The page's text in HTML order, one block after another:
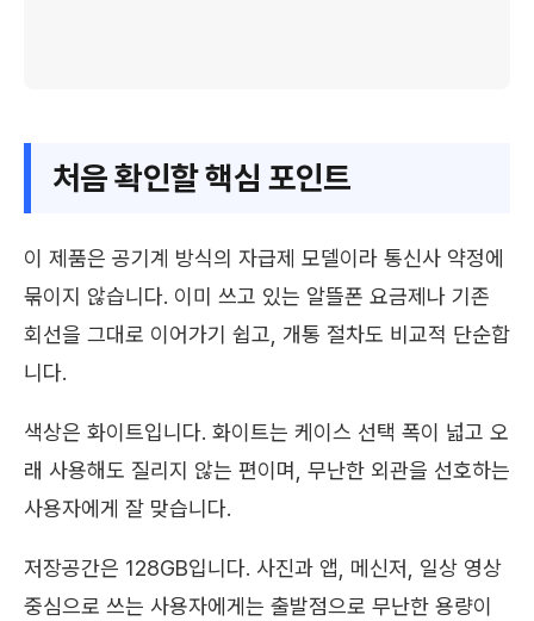
처음 확인할 핵심 포인트
이 제품은 공기계 방식의 자급제 모델이라 통신사 약정에
묶이지 않습니다. 이미 쓰고 있는 알뜰폰 요금제나 기존
회선을 그대로 이어가기 쉽고, 개통 절차도 비교적 단순합
니다.
색상은 화이트입니다. 화이트는 케이스 선택 폭이 넓고 오
래 사용해도 질리지 않는 편이며, 무난한 외관을 선호하는
사용자에게 잘 맞습니다.
저장공간은 128GB입니다. 사진과 앱, 메신저, 일상 영상
중심으로 쓰는 사용자에게는 출발점으로 무난한 용량이